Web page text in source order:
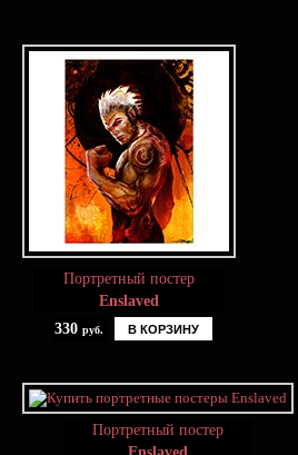
Портретный постер
Enslaved
330 руб. В КОРЗИНУ
Портретный постер